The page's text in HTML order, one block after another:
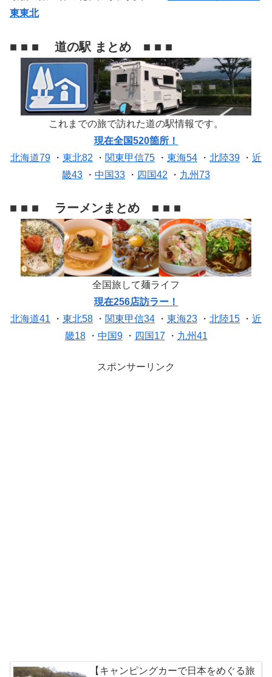
東東北
■ ■ ■ 道の駅 まとめ ■ ■ ■
これまでの旅で訪れた道の駅情報です。
現在全国520箇所！
北海道79 ・ 東北82 ・ 関東甲信75 ・ 東海54 ・ 北陸39 ・ 近
畿43 ・ 中国33 ・ 四国42 ・ 九州73
■ ■ ■ ラーメンまとめ ■ ■ ■
全国旅して麺ライフ
現在256店訪ラー！
北海道41 ・ 東北58 ・ 関東甲信34 ・ 東海23 ・ 北陸15 ・ 近
畿18・ 中国9・ 四国17 ・ 九州41
スポンサーリンク
【キャンピングカーで日本をめぐる旅